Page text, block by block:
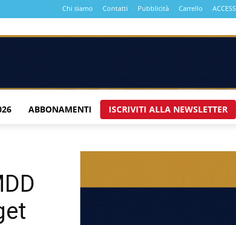
Chi siamo Contatti Pubblicità Carrello
ABBONAMENTI ISCRIVITI ALLA NEWSLETTER